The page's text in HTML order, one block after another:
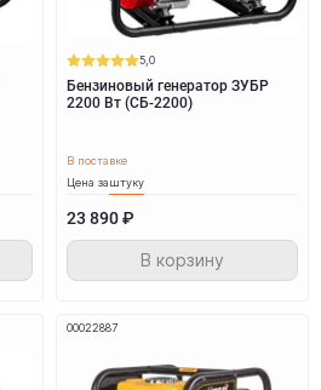
5,0
Бензиновый генератор ЗУБР
2200 Вт (СБ-2200)
В поставке
Цена заштуку
23 890 ₽
В корзину
00022887